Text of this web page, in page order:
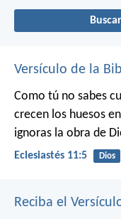
Versículo de la
Como tú no sabes
crecen los huesos
ignoras la obra de
Eclesiastés 11:5 Dios
Reciba el